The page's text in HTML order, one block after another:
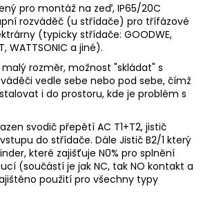
pro montáž na zeď, IP65/20C
rozváděč (u střídače) pro třífázové
(typicky střídače: GOODWE,
WATTSONIC a jiné).
rozměr, možnost "skládat" s
vedle sebe nebo pod sebe, čímž
i do prostoru, kde je problém s
svodič přepětí AC T1+T2, jistič
do střídače. Dále Jistič B2/1 který
které zajišťuje N0% pro splnění
(součástí je jak NC, tak NO kontakt a
použití pro všechny typy